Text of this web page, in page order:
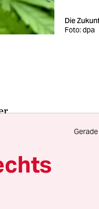
Die
Foto: dpa
man
Jahr